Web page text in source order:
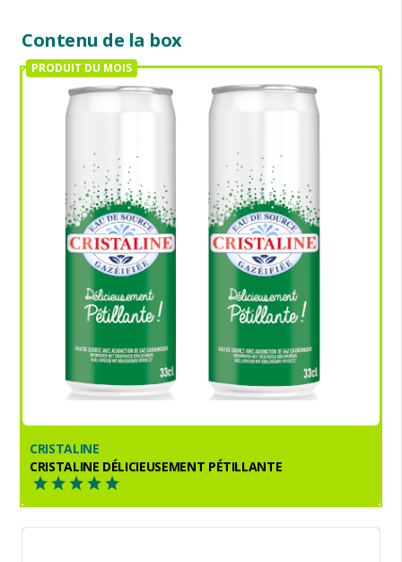
Contenu de la box
CRISTALINE
CRISTALINE DÉLICIEUSEMENT PÉTILLANTE
PRODUIT DU MOIS